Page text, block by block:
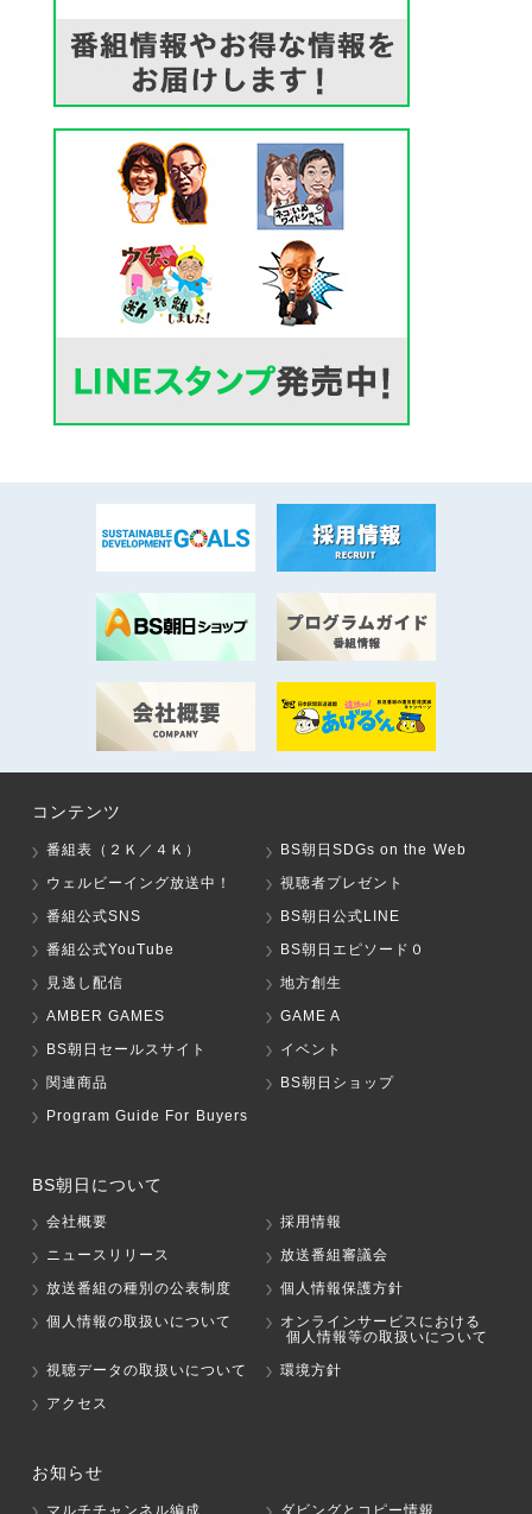
コンテンツ
番組表（２Ｋ／４Ｋ）
BS朝日SDGs on the Web
ウェルビーイング放送中！
視聴者プレゼント
番組公式SNS
BS朝日公式LINE
番組公式YouTube
BS朝日エピソード０
見逃し配信
地方創生
AMBER GAMES
GAME A
BS朝日セールスサイト
イベント
関連商品
BS朝日ショップ
Program Guide For Buyers
BS朝日について
会社概要
採用情報
ニュースリリース
放送番組審議会
放送番組の種別の公表制度
個人情報保護方針
個人情報の取扱いについて
オンラインサービスにおける
個人情報等の取扱いについて
視聴データの取扱いについて
環境方針
アクセス
お知らせ
マルチチャンネル編成 ダビングとコピー情報